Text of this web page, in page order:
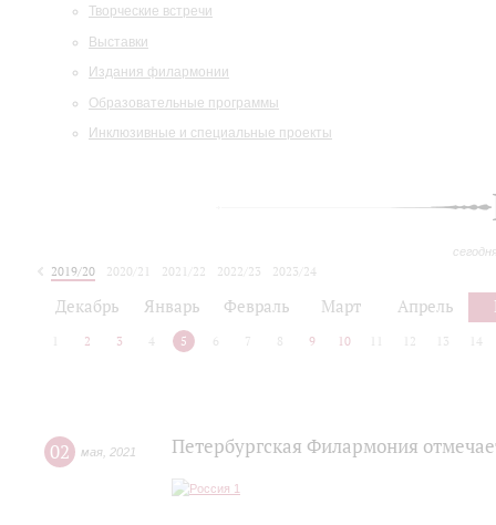
Творческие встречи
Выставки
Издания филармонии
Образовательные программы
Инклюзивные и специальные проекты
2019/20 2020/21 2021/22 2022/23
2023/24
Декабрь Январь Февраль Март Апрель
2 3 4 5 6 7 8 9 10 12 13 14
02 мая 2021 Петербургская Филармония